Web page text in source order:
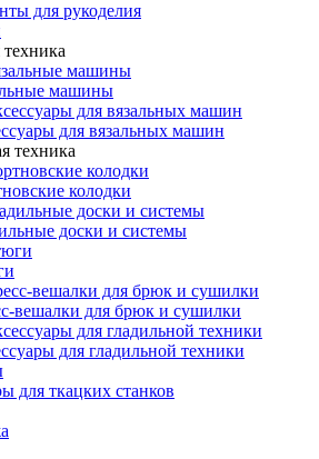
для рукоделия
техника
машины
для вязальных машин
техника
колодки
доски и системы
вешалки для брюк и сушилки
для гладильной техники
для ткацких станков